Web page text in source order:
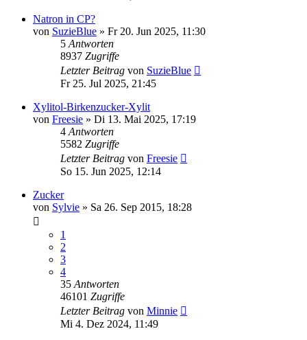
Natron in CP?
von SuzieBlue » Fr 20. Jun 2025, 11:30
5 Antworten
8937 Zugriffe
Letzter Beitrag von SuzieBlue
Fr 25. Jul 2025, 21:45
Xylitol-Birkenzucker-Xylit
von Freesie » Di 13. Mai 2025, 17:19
4 Antworten
5582 Zugriffe
Letzter Beitrag von Freesie
So 15. Jun 2025, 12:14
Zucker
von Sylvie » Sa 26. Sep 2015, 18:28
1
2
3
4
35 Antworten
46101 Zugriffe
Letzter Beitrag von Minnie
Mi 4. Dez 2024, 11:49